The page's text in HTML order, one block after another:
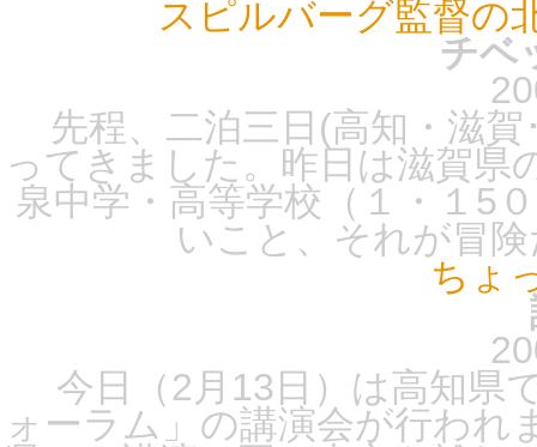
スピルバーグ監督の
チベ
先程、二泊三日(高知・滋賀
ってきました。昨日は滋賀県
泉中学・高等学校（１・１5
いこと、それが冒
ちょ
今日（2月13日）は高知県
ォーラム」の講演会が行われ